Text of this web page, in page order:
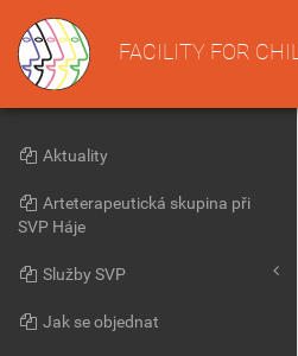
FACILITY FOR
Aktuality
Arteterapeutická skupina při
SVP Háje
Služby SVP
Jak se objednat